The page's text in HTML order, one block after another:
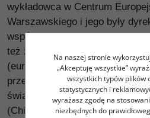
wykładowca w Centrum
Warszawskiego i jego były
współczesnych stosunkach
też zagadnienia wyzwań
(europejskiej i poza naszym
przekształceń systemowych w
świata, ze szczególnym
(Chiny) i Europę Środkową
Na naszej stronie
„Akceptuję wszystkie”
wszystkich typów plików
statystycznych i
wyrażasz zgodę na
niezbędnych do